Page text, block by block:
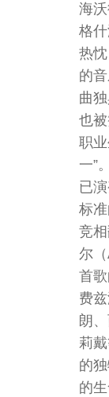
海
格
热
的
曲
也
职
一”
已
标
竞
尔
首
费
朗
莉
的
的生